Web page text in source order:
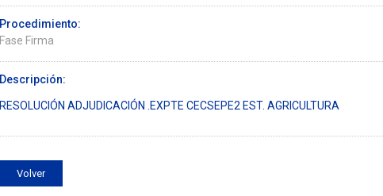
Procedimiento:
Fase Firma
Descripción:
RESOLUCIÓN ADJUDICACIÓN .EXPTE CECSEPE2 EST. AGRICULTURA
Volver